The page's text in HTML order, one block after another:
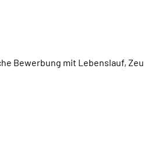
Bewerbung mit Lebenslauf,